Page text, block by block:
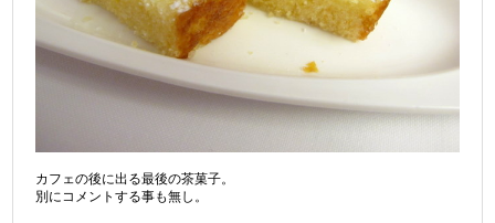
カフェの後に出る最後の茶菓子。
別にコメントする事も無し。